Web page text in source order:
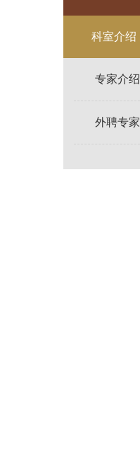
科室介绍
专家介绍
外聘专家